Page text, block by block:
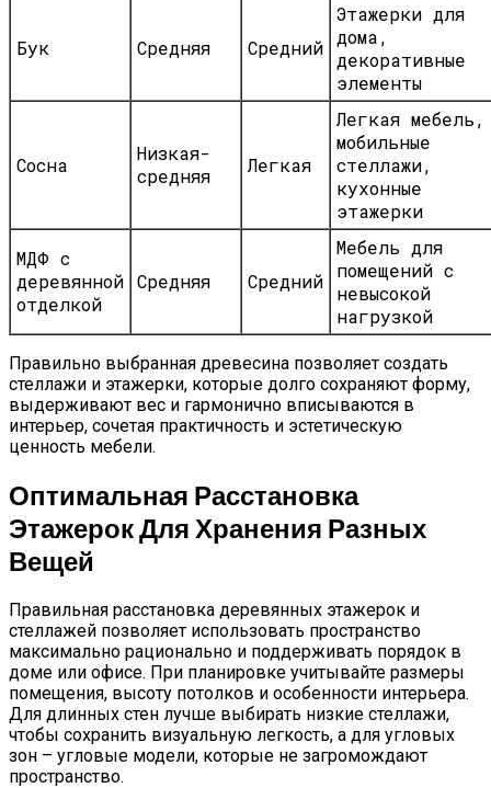
Бук Средняя Средний
Этажерки для
дома,
декоративные
элементы
Сосна
Низкая-
средняя
Легкая
Легкая мебель,
мобильные
стеллажи,
кухонные
этажерки
МДФ с
деревянной
отделкой
Средняя Средний
Мебель для
помещений с
невысокой
нагрузкой
Правильно выбранная древесина позволяет создать
стеллажи и этажерки, которые долго сохраняют форму,
выдерживают вес и гармонично вписываются в
интерьер, сочетая практичность и эстетическую
ценность мебели.
Оптимальная Расстановка
Этажерок Для Хранения Разных
Вещей
Правильная расстановка деревянных этажерок и
стеллажей позволяет использовать пространство
максимально рационально и поддерживать порядок в
доме или офисе. При планировке учитывайте размеры
помещения, высоту потолков и особенности интерьера.
Для длинных стен лучше выбирать низкие стеллажи,
чтобы сохранить визуальную легкость, а для угловых
зон – угловые модели, которые не загромождают
пространство.